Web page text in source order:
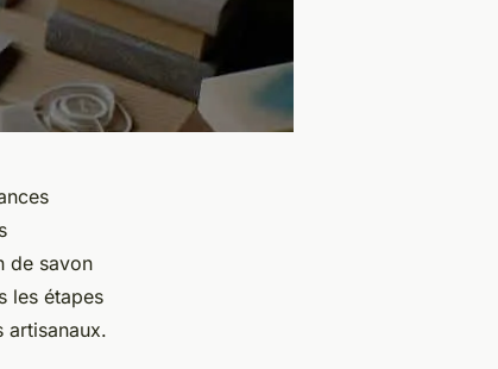
de savon
les étapes
artisanaux.